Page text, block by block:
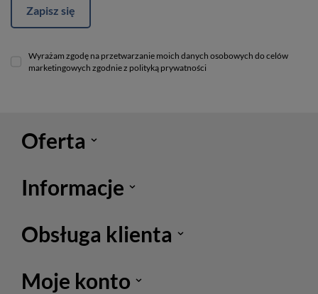
Zapisz się
Wyrażam zgodę na przetwarzanie moich danych osobowych do celów
marketingowych zgodnie z polityką prywatności
Oferta
Informacje
Obsługa klienta
Moje konto